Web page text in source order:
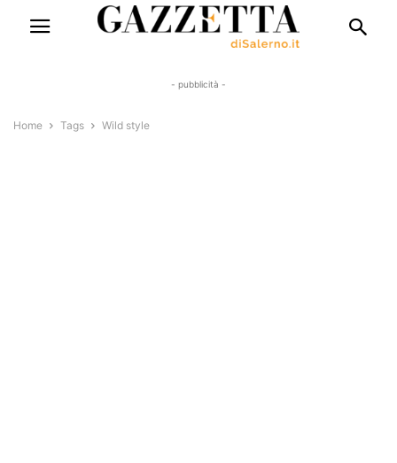
- pubblicità -
Home Tags Wild style